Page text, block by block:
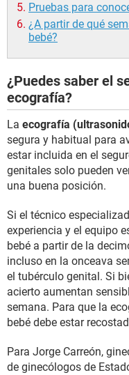
Pruebas para
¿A partir de qué
bebé?
¿Puedes saber el
ecografía?
La ecografía
segura y habitual para
estar incluida en el
genitales solo pueden
una buena posición.
Si el técnico
experiencia y el equipo
bebé a partir de la
incluso en la onceava
el tubérculo genital. Si
acierto aumentan
semana. Para que la
bebé debe estar
Para Jorge Carreón,
de ginecólogos de